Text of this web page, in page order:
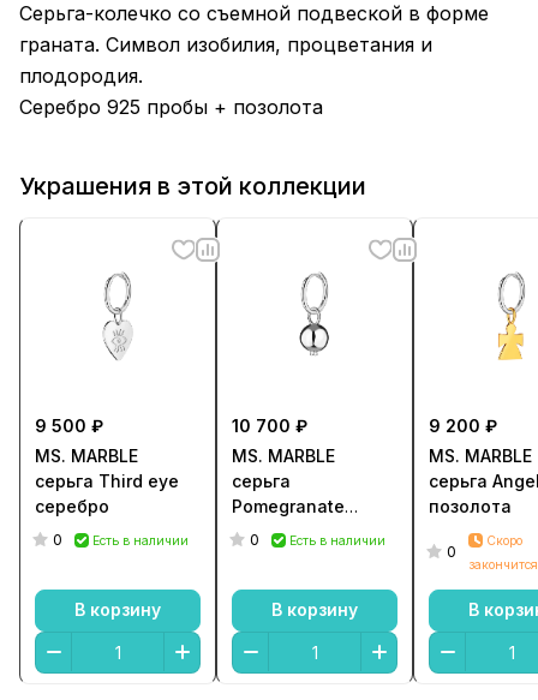
Серьга-колечко со съемной подвеской в форме
граната. Символ изобилия, процветания и
плодородия.
Серебро 925 пробы + позолота
Украшения в этой коллекции
9 500 ₽
MS. MARBLE
серьга Third eye
серебро
0 Есть в наличии
В корзину
10 700 ₽
MS. MARBLE
серьга
Pomegranate
серебро
0 Есть в наличии
В корзину
9 200 ₽
MS. MARBLE
серьга
позолота
0
Скоро
закончится
В